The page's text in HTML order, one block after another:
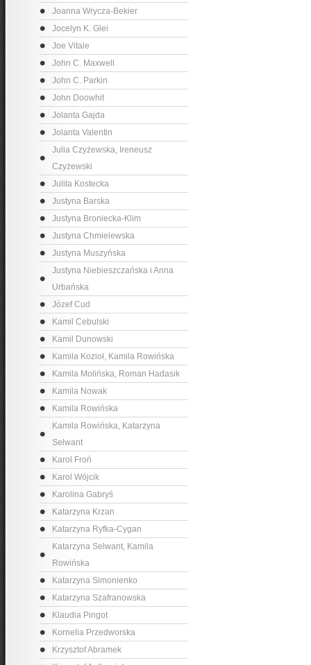
Joanna Wrycza-Bekier
Jocelyn K. Glei
Joe Vitale
John C. Maxwell
John C. Parkin
John Doowhit
Jolanta Gajda
Jolanta Valentin
Julia Czyżewska, Ireneusz
Czyżewski
Julita Kostecka
Justyna Barska
Justyna Broniecka-Klim
Justyna Chmielewska
Justyna Muszyńska
Justyna Niebieszczańska i Anna
Urbańska
Józef Cud
Kamil Cebulski
Kamil Dunowski
Kamila Kozioł, Kamila Rowińska
Kamila Molińska, Roman Hadasik
Kamila Nowak
Kamila Rowińska
Kamila Rowińska, Katarzyna
Selwant
Karol Froń
Karol Wójcik
Karolina Gabryś
Katarzyna Krzan
Katarzyna Ryfka-Cygan
Katarzyna Selwant, Kamila
Rowińska
Katarzyna Simonienko
Katarzyna Szafranowska
Klaudia Pingot
Kornelia Przedworska
Krzysztof Abramek